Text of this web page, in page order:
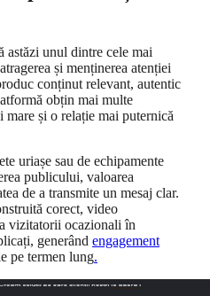
astăzi unul dintre cele mai
și menținerea atenției
conținut relevant, autentic
obțin mai multe
și o relație mai puternică
uriașe sau de echipamente
publicului, valoarea
de a transmite un mesaj clar.
corect, video
vizitatorii ocazionali în
generând engagement
pe termen lung.